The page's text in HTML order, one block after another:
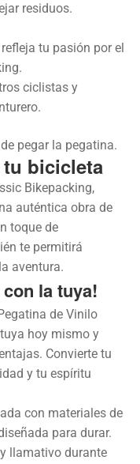
residuos.
tu pasión por el
ciclistas y
pegar la pegatina.
bicicleta
Bikepacking,
auténtica obra de
toque de
te permitirá
aventura.
con la tuya!
de Vinilo
hoy mismo y
Convierte tu
y tu espíritu
con materiales de
para durar.
llamativo durante